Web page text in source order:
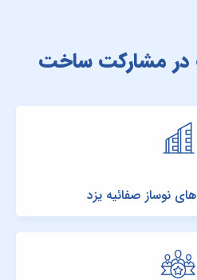
در مشارکت ساخت
نوساز صفائیه یزد